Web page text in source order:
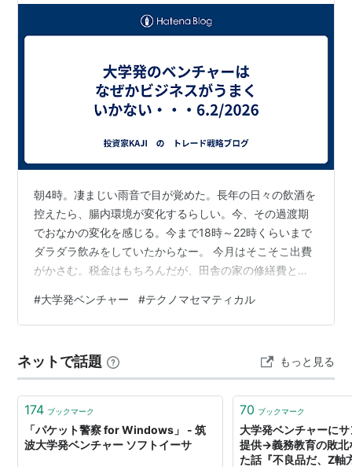
朝4時。凄まじい雨音で目が覚めた。長年の日々の飲酒を
控えたら、腸内環境が変化するらしい。今、その過渡期
でおなかの変化を感じる。今まで18時～22時くらいまで
ダラダラ飲みをしていたからなー。 今月はそこそこ出費
がかさむ。税金はもちろんだが、田舎の家の修繕費と浄
もいるし、しっかり前を向いて稼いでいかないと！今月
も背筋を伸ばしていきましょうー。 本日のメモ 開示で気
ノマセマティカル3787：スタンダード市場の基準未達
で、上場廃止となるのが濃厚になってきました。株価も
上場来安値を更新。今月に株主総会を…
#大学発ベンチャー #テクノマセマティカル
ネットで話題 もっと見る
174 ブックマーク
「パケット警察 for Windows」 - 筑
波大学発ベンチャー ソフトイーサ
70 ブックマーク
大学発ベンチャーに
提供→義務教育の敗北
た話『不良品だ、Z軸